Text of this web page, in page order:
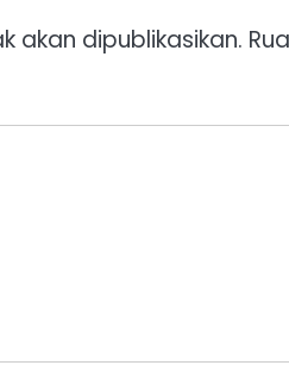
akan dipublikasikan.